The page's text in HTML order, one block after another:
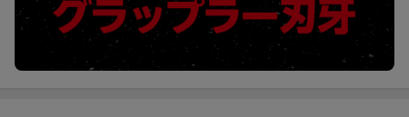
楽天モバイル紹介キャンペーンの拡散で300円OFFクーポン
進呈